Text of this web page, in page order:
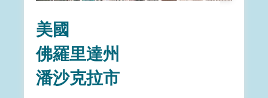
美國
佛羅里達州
潘沙克拉市